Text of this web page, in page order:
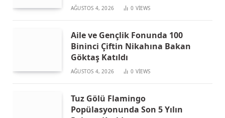
AĞUSTOS 4, 2026 0 VIEWS
Aile ve Gençlik Fonunda 100
Bininci Çiftin Nikahına Bakan
Göktaş Katıldı
AĞUSTOS 4, 2026 0 VIEWS
Tuz Gölü Flamingo
Popülasyonunda Son 5 Yılın